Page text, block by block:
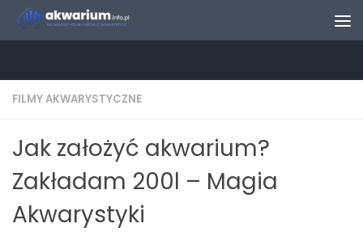
Skip to content
FILMY AKWARYSTYCZNE
Jak założyć akwarium?
Zakładam 200l – Magia
Akwarystyki